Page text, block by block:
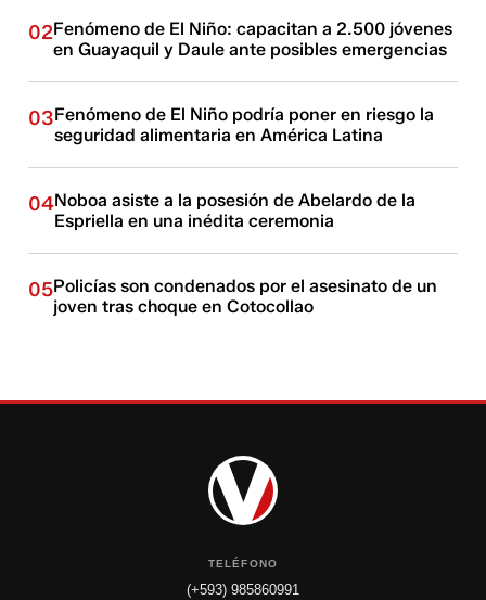
02Fenómeno de El Niño: capacitan a 2.500 jóvenes
en Guayaquil y Daule ante posibles emergencias
03Fenómeno de El Niño podría poner en riesgo la
seguridad alimentaria en América Latina
04Noboa asiste a la posesión de Abelardo de la
Espriella en una inédita ceremonia
05Policías son condenados por el asesinato de un
joven tras choque en Cotocollao
TELÉFONO
(+593) 985860991